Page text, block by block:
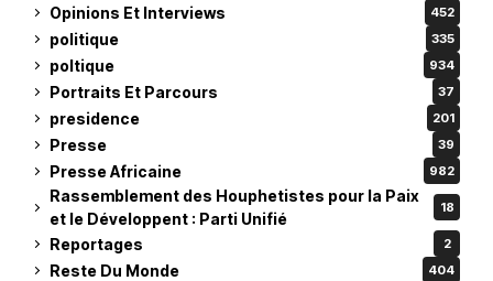
Opinions Et Interviews 452
politique 335
poltique 934
Portraits Et Parcours 37
presidence 201
Presse 39
Presse Africaine 982
Rassemblement des Houphetistes pour la Paix
et le Développent : Parti Unifié
18
Reportages 2
Reste Du Monde 404